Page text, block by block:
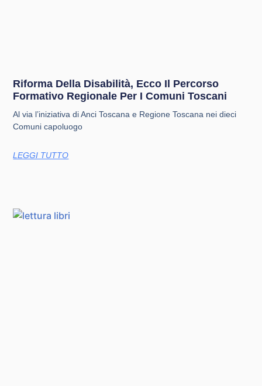
Riforma Della Disabilità, Ecco Il Percorso
Formativo Regionale Per I Comuni Toscani
Al via l’iniziativa di Anci Toscana e Regione Toscana nei dieci
Comuni capoluogo
LEGGI TUTTO